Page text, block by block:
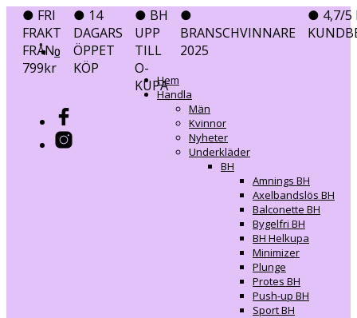
● FRI
FRAKT
FRÅN
799kr
● 14
DAGARS
ÖPPET
KÖP
● BH
UPP
TILL
O-
KUPA
●
BRANSCHVINNARE
2025
● 4,7/5
0
0
Hem
Handla
Män
Kvinnor
Nyheter
Underkläder
BH
Amnings BH
Axelbandslös BH
Balconette BH
Bygelfri BH
BH Helkupa
Minimizer
Plunge
Protes BH
Push-up BH
Sport BH